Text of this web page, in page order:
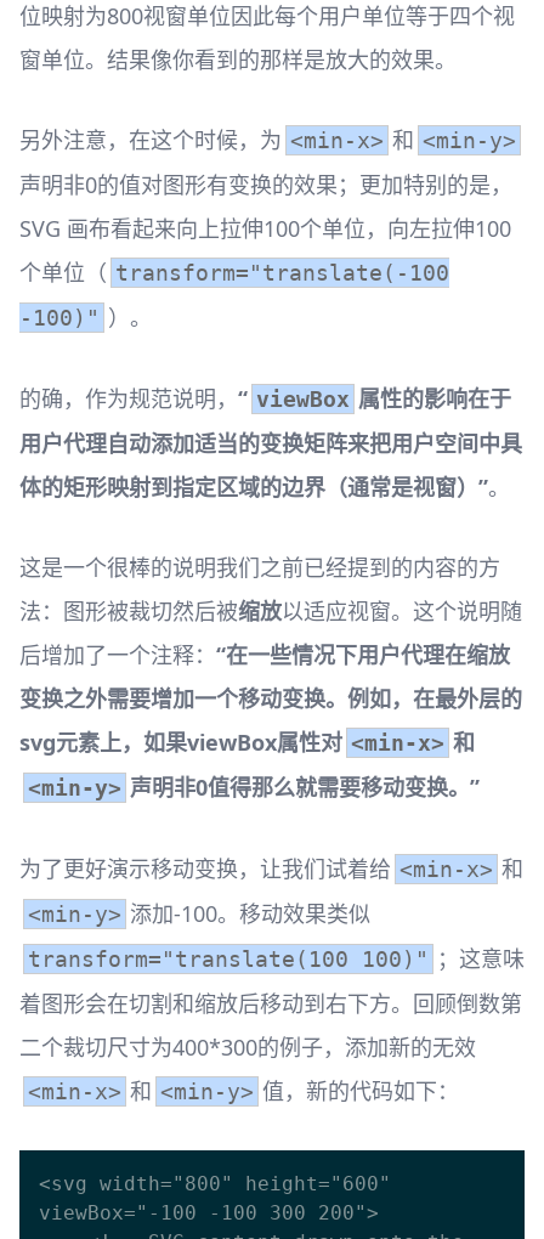
位映射为800视窗单位因此每个用户单位等于四个视
窗单位。结果像你看到的那样是放大的效果。
另外注意，在这个时候，为 <min-x> 和 <min-y>
声明非0的值对图形有变换的效果；更加特别的是，
SVG 画布看起来向上拉伸100个单位，向左拉伸100
个单位（ transform="translate(-100
-100)" ）。
的确，作为规范说明， “ viewBox 属性的影响在于
用户代理自动添加适当的变换矩阵来把用户空间中具
体的矩形映射到指定区域的边界（通常是视窗）”。
这是一个很棒的说明我们之前已经提到的内容的方
法：图形被裁切然后被缩放以适应视窗。这个说明随
后增加了一个注释： “在一些情况下用户代理在缩放
变换之外需要增加一个移动变换。例如，在最外层的
svg元素上，如果viewBox属性对 <min-x> 和
<min-y> 声明非0值得那么就需要移动变换。”
为了更好演示移动变换，让我们试着给 <min-x> 和
<min-y> 添加-100。移动效果类似
transform="translate(100 100)"
；这意味
着图形会在切割和缩放后移动到右下方。回顾倒数第
二个裁切尺寸为400*300的例子，添加新的无效
<min-x> 和 <min-y> 值，新的代码如下：
<svg width="800" height="600"
viewBox="-100 -100 300 200">